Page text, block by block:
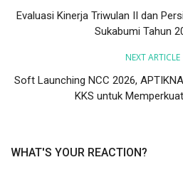
Evaluasi Kinerja Triwulan II dan
Sukabumi Tahun
NEXT ARTICLE
Soft Launching NCC 2026,
KKS untuk
WHAT'S YOUR REACTION?